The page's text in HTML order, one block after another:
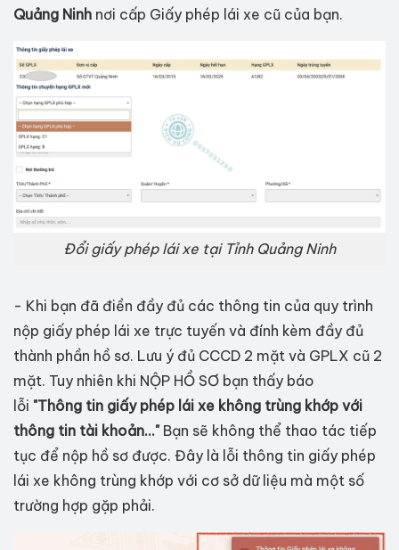
Quảng Ninh nơi cấp Giấy phép lái xe cũ của bạn.
Đổi giấy phép lái xe tại Tỉnh Quảng Ninh
- Khi bạn đã điền đầy đủ các thông tin của quy trình
nộp giấy phép lái xe trực tuyến và đính kèm đầy đủ
thành phần hồ sơ. Lưu ý đủ CCCD 2 mặt và GPLX cũ 2
mặt. Tuy nhiên khi NỘP HỒ SƠ bạn thấy báo
lỗi "Thông tin giấy phép lái xe không trùng khớp với
thông tin tài khoản..." Bạn sẽ không thể thao tác tiếp
tục để nộp hồ sơ được. Đây là lỗi thông tin giấy phép
lái xe không trùng khớp với cơ sở dữ liệu mà một số
trường hợp gặp phải.